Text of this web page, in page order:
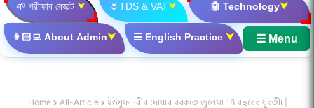
🌱 পরীক্ষার রেজাল্ট ⮟ 🌷TDS & VAT⮟ 🤖 Technology⮟
👨🏻‍💻 About Admin⮟ ☰ English Practice ⮟ ☰ Menu
Home All-Article
ইউসুফ নবীর দোয়ার বরকতে জুলেখা 18 বছরের যুবতী। |